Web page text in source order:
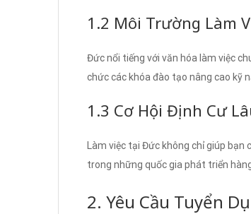
1.2 Môi Trường Làm
Đức nổi tiếng với văn hóa làm việc
chức các khóa đào tạo nâng cao kỹ
1.3 Cơ Hội Định Cư
Làm việc tại Đức không chỉ giúp
trong những quốc gia phát triển
2. Yêu Cầu Tuyển